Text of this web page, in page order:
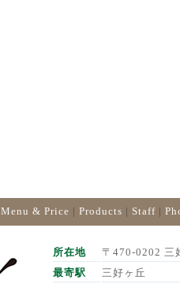
Menu & Price | Products | Staff |
所在地
〒470-0202 三
最寄駅
三好ヶ丘